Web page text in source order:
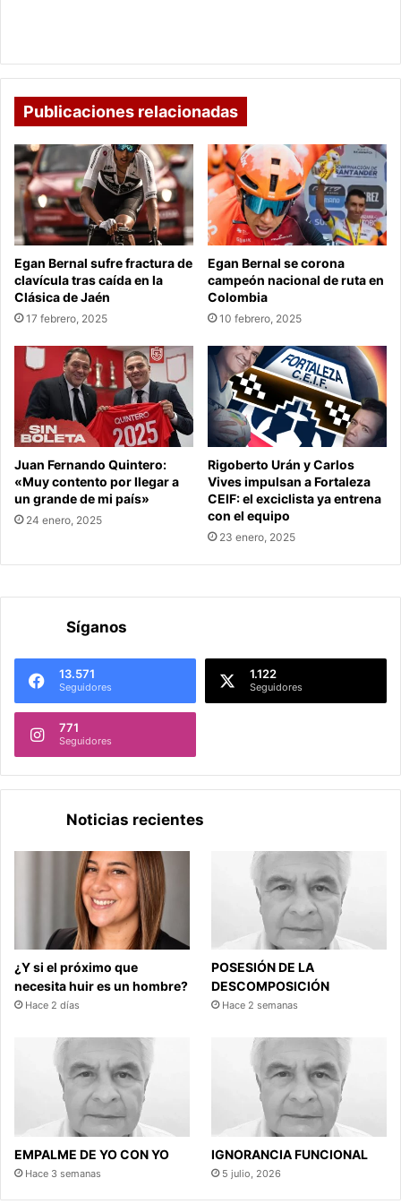
Publicaciones relacionadas
Egan Bernal sufre fractura de
clavícula tras caída en la
Clásica de Jaén
17 febrero, 2025
Egan Bernal se corona
campeón nacional de ruta en
Colombia
10 febrero, 2025
Juan Fernando Quintero:
«Muy contento por llegar a
un grande de mi país»
24 enero, 2025
Rigoberto Urán y Carlos
Vives impulsan a Fortaleza
CEIF: el exciclista ya entrena
con el equipo
23 enero, 2025
Síganos
13.571
Seguidores
1.122
Seguidores
771
Seguidores
Noticias recientes
¿Y si el próximo que
necesita huir es un hombre?
Hace 2 días
POSESIÓN DE LA
DESCOMPOSICIÓN
Hace 2 semanas
EMPALME DE YO CON YO
Hace 3 semanas
IGNORANCIA FUNCIONAL
5 julio, 2026